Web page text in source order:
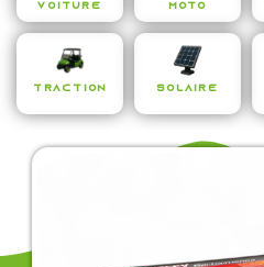
Voiture Moto
Traction Solaire